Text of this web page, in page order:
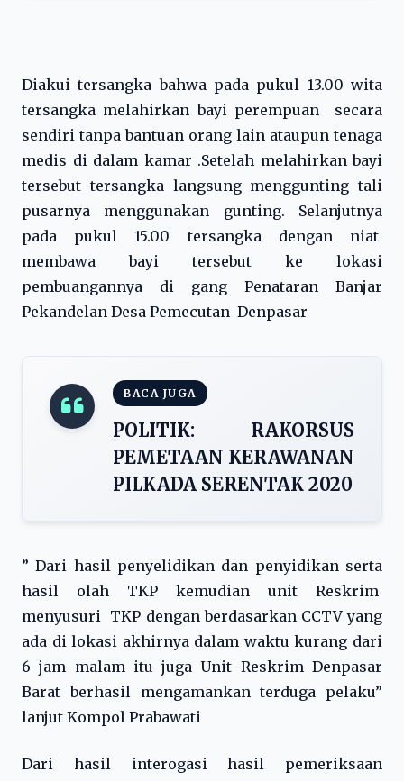
Diakui tersangka bahwa pada pukul 13.00 wita
tersangka melahirkan bayi perempuan secara
sendiri tanpa bantuan orang lain ataupun tenaga
medis di dalam kamar .Setelah melahirkan bayi
tersebut tersangka langsung menggunting tali
pusarnya menggunakan gunting. Selanjutnya
pada pukul 15.00 tersangka dengan niat
membawa bayi tersebut ke lokasi
pembuangannya di gang Penataran Banjar
Pekandelan Desa Pemecutan Denpasar
BACA JUGA
POLITIK: RAKORSUS
PEMETAAN KERAWANAN
PILKADA SERENTAK 2020
” Dari hasil penyelidikan dan penyidikan serta
hasil olah TKP kemudian unit Reskrim
menyusuri TKP dengan berdasarkan CCTV yang
ada di lokasi akhirnya dalam waktu kurang dari
6 jam malam itu juga Unit Reskrim Denpasar
Barat berhasil mengamankan terduga pelaku”
lanjut Kompol Prabawati
Dari hasil interogasi hasil pemeriksaan